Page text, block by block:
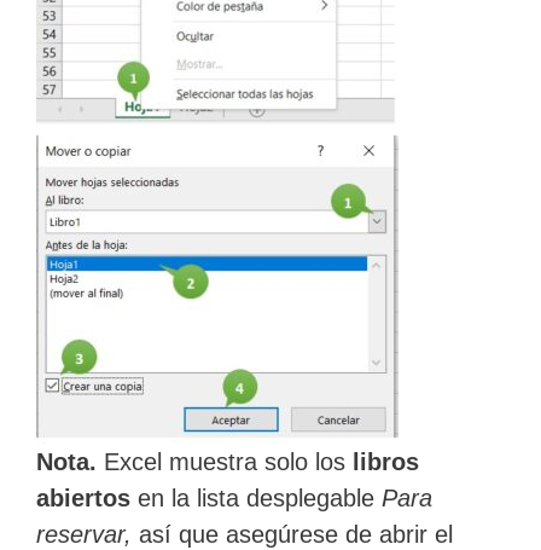
Nota. Excel muestra solo los libros
abiertos en la lista desplegable Para
reservar, así que asegúrese de abrir el